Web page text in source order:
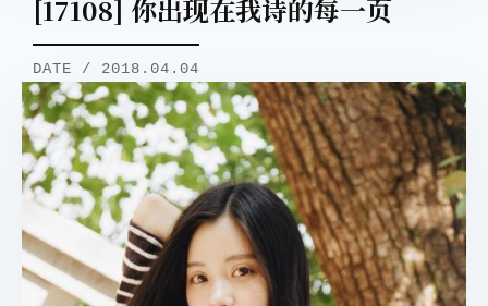
[17108] 你出现在我诗的每一页
DATE / 2018.04.04